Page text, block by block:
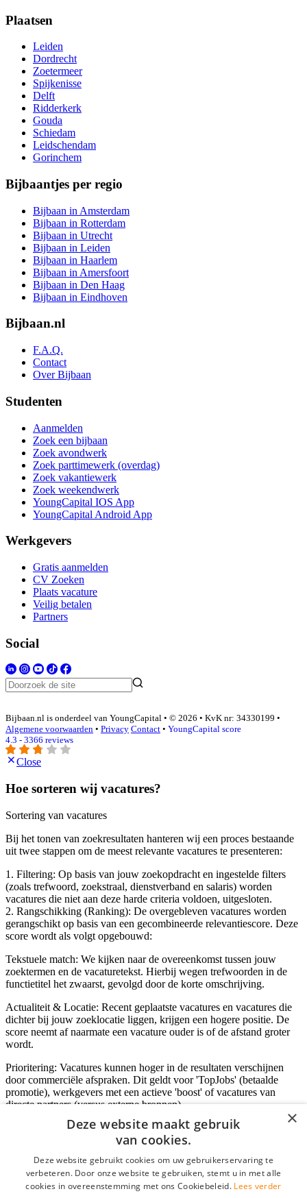
Plaatsen
Leiden
Dordrecht
Zoetermeer
Spijkenisse
Delft
Ridderkerk
Gouda
Schiedam
Leidschendam
Gorinchem
Bijbaantjes per regio
Bijbaan in Amsterdam
Bijbaan in Rotterdam
Bijbaan in Utrecht
Bijbaan in Leiden
Bijbaan in Haarlem
Bijbaan in Amersfoort
Bijbaan in Den Haag
Bijbaan in Eindhoven
Bijbaan.nl
F.A.Q.
Contact
Over Bijbaan
Studenten
Aanmelden
Zoek een bijbaan
Zoek avondwerk
Zoek parttimewerk (overdag)
Zoek vakantiewerk
Zoek weekendwerk
YoungCapital IOS App
YoungCapital Android App
Werkgevers
Gratis aanmelden
CV Zoeken
Plaats vacature
Veilig betalen
Partners
Social
Bijbaan.nl is onderdeel van YoungCapital • © 2026 • KvK nr: 34330199 •
Algemene voorwaarden • Privacy Contact • YoungCapital score
4.3 - 3366 reviews
Close
Hoe sorteren wij vacatures?
Sortering van vacatures
Bij het tonen van zoekresultaten hanteren wij een proces bestaande
uit twee stappen om de meest relevante vacatures te presenteren:
1. Filtering: Op basis van jouw zoekopdracht en ingestelde filters
(zoals trefwoord, zoekstraal, dienstverband en salaris) worden
vacatures die niet aan deze harde criteria voldoen, uitgesloten.
2. Rangschikking (Ranking): De overgebleven vacatures worden
gerangschikt op basis van een gecombineerde relevantiescore. Deze
score wordt als volgt opgebouwd:
Tekstuele match: We kijken naar de overeenkomst tussen jouw
zoektermen en de vacaturetekst. Hierbij wegen trefwoorden in de
functietitel het zwaarst, gevolgd door de korte omschrijving.
Actualiteit & Locatie: Recent geplaatste vacatures en vacatures die
dichter bij jouw zoeklocatie liggen, krijgen een hogere positie. De
score neemt af naarmate een vacature ouder is of de afstand groter
wordt.
Prioritering: Vacatures kunnen hoger in de resultaten verschijnen
door commerciële afspraken. Dit geldt voor 'TopJobs' (betaalde
promotie), werkgevers met een actieve 'boost' of vacatures van
directe partners (versus externe bronnen).
Inloggen als bedrijf
*
×
Deze website maakt gebruik
van cookies.
Deze website gebruikt cookies om uw gebruikerservaring te
verbeteren. Door onze website te gebruiken, stemt u in met alle
cookies in overeenstemming met ons Cookiebeleid. Lees verder